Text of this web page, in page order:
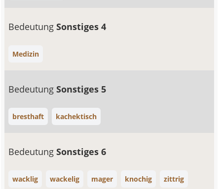
BedeutungSonstiges 4
Medizin
BedeutungSonstiges 5
bresthaft kachektisch
BedeutungSonstiges 6
wacklig wackelig mager knochig zittrig